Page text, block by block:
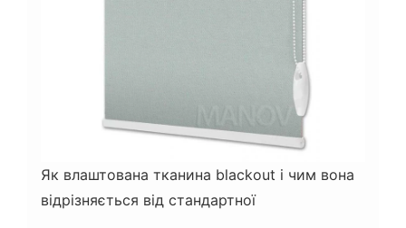
Як влаштована тканина blackout і чим вона
відрізняється від стандартної